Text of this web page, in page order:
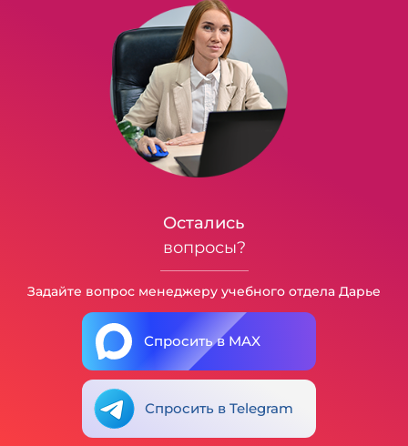
Остались
вопросы?
Задайте вопрос менеджеру учебного отдела Дарье
Спросить в MAX
Спросить в Telegram